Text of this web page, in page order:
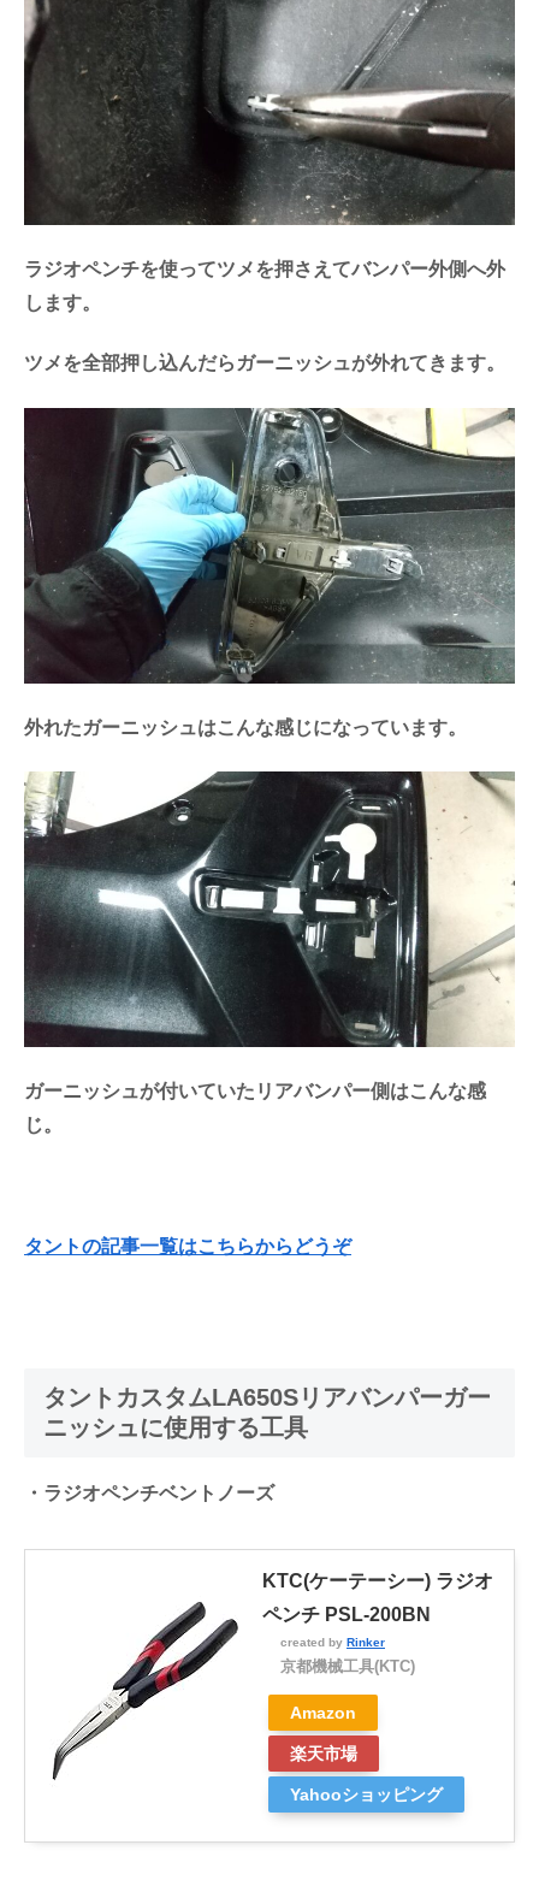
ラジオペンチを使ってツメを押さえてバンパー外側へ外
します。
ツメを全部押し込んだらガーニッシュが外れてきます。
外れたガーニッシュはこんな感じになっています。
ガーニッシュが付いていたリアバンパー側はこんな感
じ。
タントの記事一覧はこちらからどうぞ
タントカスタムLA650Sリアバンパーガー
ニッシュに使用する工具
・ラジオペンチベントノーズ
KTC(ケーテーシー) ラジオ
ペンチ PSL-200BN
created by Rinker
京都機械工具(KTC)
Amazon
楽天市場
Yahooショッピング